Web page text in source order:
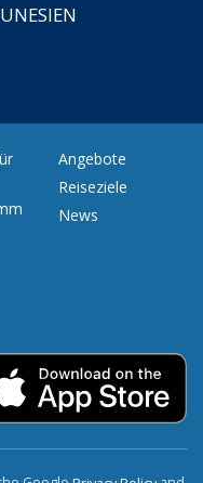
Angebote
Reiseziele
News